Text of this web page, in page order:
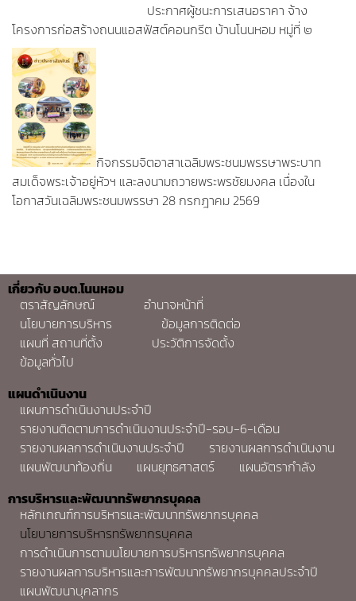
ประกาศผู้ชนะการเสนอราคา จ้าง
โครงการก่อสร้างถนนแอสฟัสต์คอนกรีต บ้านโนนหอม หมู่ที่ ๒
กิจกรรมจิตอาสาเฉลิมพระชนมพรรษาพระบาท
สมเด็จพระเจ้าอยู่หัวฯ และลงนามถวายพระพรชัยมงคล เนื่องใน
โอกาสวันเฉลิมพระชนมพรรษา 28 กรกฎาคม 2569
เกี่ยวกับ อบต.โนนหอม
ตราสัญลักษณ์
อำนาจหน้าที่
นโยบายการบริหาร
ข้อมูลการติดต่อ
แผนที่ สถานที่ตั้ง
ประวัติการจัดตั้ง
ข้อมูลทั่วไป
แผนดำเนินงาน
แผนการดำเนินงานประจำปี
รายงานติดตามการดำเนินงานประจำปี-รอบ-6-เดือน
รายงานผลการดำเนินงานประจำปี
รายงานผลการดำเนินงาน
แผนพัฒนาท้องถิ่น
แผนยุทธศาสตร์
แผนอัตรากำลัง
การบริหารและพัฒนาทรัพยากรบุคคล
หลักเกณฑ์การบริหารและพัฒนาทรัพยากรบุคคล
นโยบายการบริหารทรัพยากรบุคคล
การดำเนินการตามนโยบายการบริหารทรัพยากรบุคคล
รายงานผลการบริหารและการพัฒนาทรัพยากรบุคคลประจำปี
แผนพัฒนาบุคลากร